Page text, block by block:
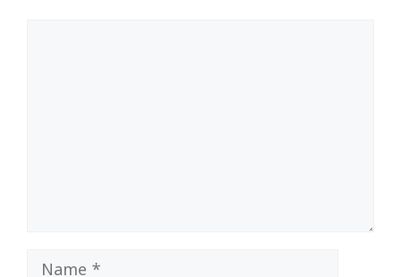
Name